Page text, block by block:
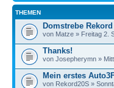
THEMEN
Domstrebe
von Matze » Freitag 2.
Thanks!
von Josepherymn »
Mein erstes
von Rekord20S »